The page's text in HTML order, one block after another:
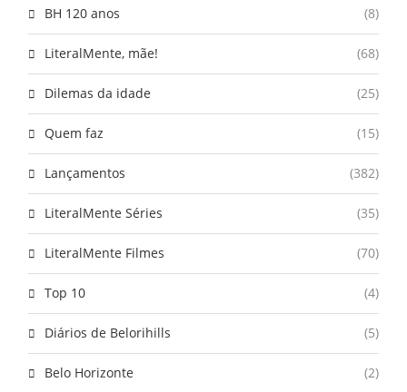
BH 120 anos (8)
LiteralMente, mãe! (68)
Dilemas da idade (25)
Quem faz (15)
Lançamentos (382)
LiteralMente Séries (35)
LiteralMente Filmes (70)
Top 10 (4)
Diários de Belorihills (5)
Belo Horizonte (2)